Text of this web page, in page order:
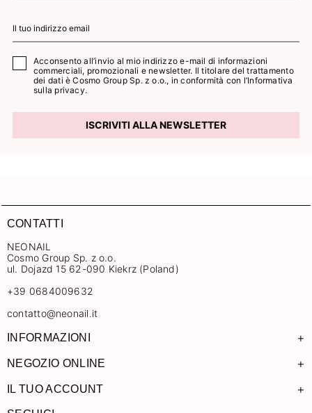
Acconsento all’invio al mio indirizzo e-mail di informazioni
commerciali, promozionali e newsletter. Il titolare del trattamento
dei dati è Cosmo Group Sp. z o.o., in conformità con l’Informativa
sulla privacy.
ISCRIVITI ALLA NEWSLETTER
CONTATTI
NEONAIL
Cosmo Group Sp. z o.o.
ul. Dojazd 15 62-090 Kiekrz (Poland)
+39 0684009632
contatto@neonail.it
INFORMAZIONI +
NEGOZIO ONLINE +
IL TUO ACCOUNT +